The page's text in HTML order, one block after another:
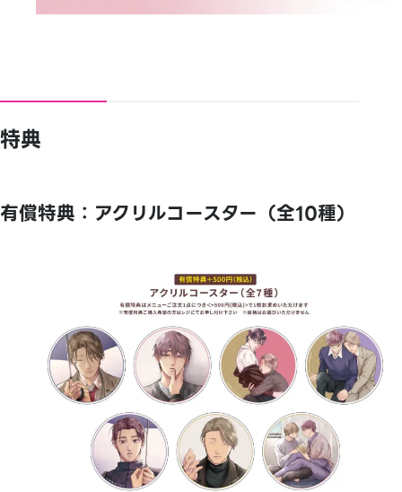
特典
有償特典：アクリルコースター（全10種）